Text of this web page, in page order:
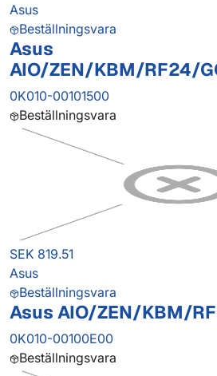
Asus
Beställningsvara
Asus
AIO/ZEN/KBM/RF24/
0K010-00101500
Beställningsvara
SEK 819.51
Asus
Beställningsvara
Asus AIO/ZEN/KBM/
0K010-00100E00
Beställningsvara